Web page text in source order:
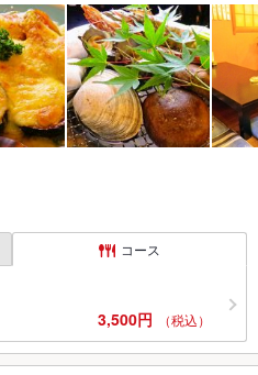
コース
3,500円 （税込）